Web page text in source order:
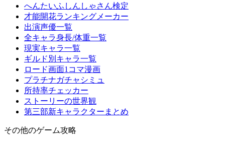
へんたいふしんしゃさん検定
才能開花ランキングメーカー
出演声優一覧
全キャラ身長/体重一覧
現実キャラ一覧
ギルド別キャラ一覧
ロード画面1コマ漫画
プラチナガチャシミュ
所持率チェッカー
ストーリーの世界観
第三部新キャラクターまとめ
その他のゲーム攻略